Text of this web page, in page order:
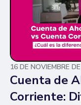
16 DE NOVIEMBRE
Cuenta de
Corriente: